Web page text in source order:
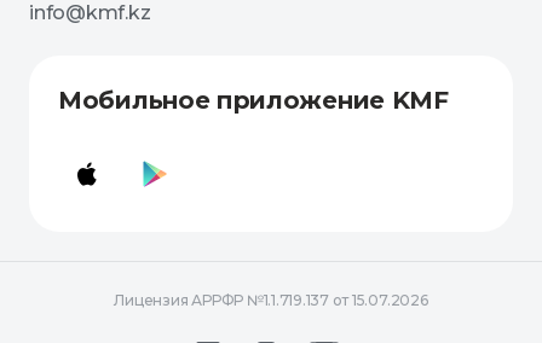
info@kmf.kz
Мобильное приложение KMF
Лицензия АРРФР №1.1.719.137 от 15.07.2026